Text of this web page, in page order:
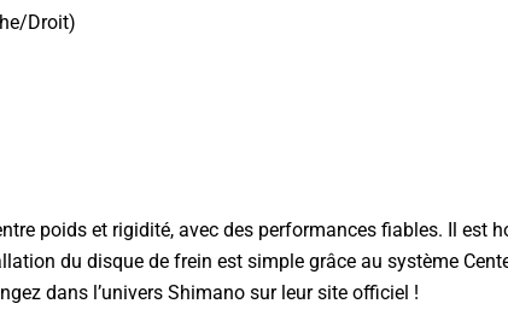
Droit)
poids et rigidité, avec des performances fiables. Il est
du disque de frein est simple grâce au système
dans l’univers Shimano sur leur site officiel !